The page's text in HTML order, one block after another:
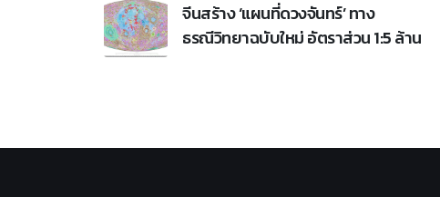
จีนสร้าง ‘แผนที่ดวงจันทร์’ ทาง
ธรณีวิทยาฉบับใหม่ อัตราส่วน 1:5 ล้าน